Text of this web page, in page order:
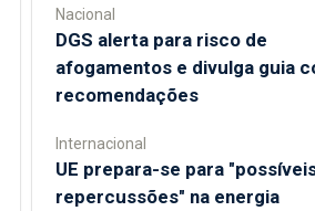
Nacional
DGS alerta para risco de
afogamentos e divulga guia
recomendações
Internacional
UE prepara-se para
repercussões" na energia